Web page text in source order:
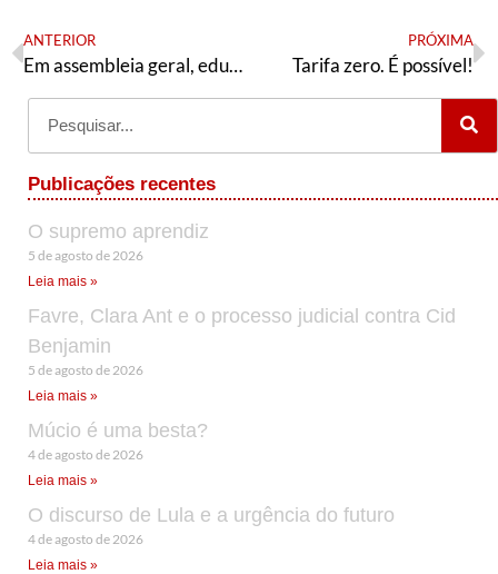
ANTERIOR
Em assembleia geral, educadores aprovam retorno do CPERS à CUT
PRÓXIMA
Tarifa zero. É possível!
Publicações recentes
O supremo aprendiz
5 de agosto de 2026
Leia mais »
Favre, Clara Ant e o processo judicial contra Cid
Benjamin
5 de agosto de 2026
Leia mais »
Múcio é uma besta?
4 de agosto de 2026
Leia mais »
O discurso de Lula e a urgência do futuro
4 de agosto de 2026
Leia mais »